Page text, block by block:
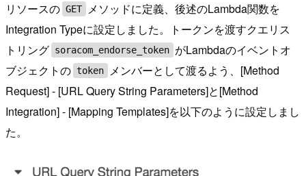
リソースの GET
メソッドに定義、後述のLambda関数を
Integration Typeに設定しました。トークンを渡すクエリス
トリング soracom_endorse_token がLambdaのイベントオ
ブジェクトの token
メンバーとして渡るよう、[Method
Request] - [URL Query String Parameters]と[Method
Integration] - [Mapping Templates]を以下のように設定しまし
た。